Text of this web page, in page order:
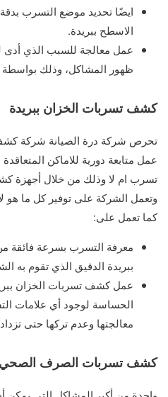
ايضًا تحديد موضع التسرب
الاسطح ببريدة.
عمل معالجة للسبب الذي
ظهور المشاكل، وذلك بواسطة
كشف تسربات الخزان ببريدة
تحرص شركة درة الصيانة شركة
عمل متابعة دورية للاماكن
تسرب ام لا وذلك من خلال أجهزة
وتعمل الشركة على توفير كل ما هو
كما تعمل على:
معرفة التسرب بسرعة فائقة
ببريدة الدقيق الذي تقوم به
عمل كشف تسربات الخزان
الحساسة لوجود أي علامات
معالجتها وعدم تركها حتى
كشف تسربات الصرف الصحي